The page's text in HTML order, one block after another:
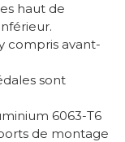
haut de
compris avant-
sont
6063-T6
de montage